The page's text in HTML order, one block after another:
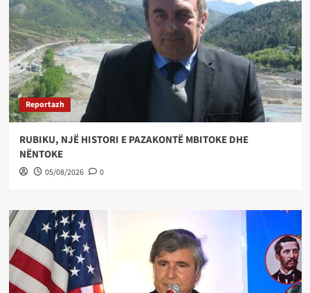
Reportazh
RUBIKU, NJË HISTORI E PAZAKONTË MBITOKE DHE
NËNTOKE
05/08/2026 0